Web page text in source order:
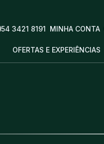
54 3421 8191 MINHA CONTA
OFERTAS E EXPERIÊNCIAS